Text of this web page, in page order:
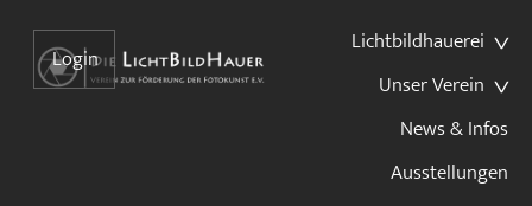
Lichtbildhauerei
Unser Verein
News & Infos
Ausstellungen
Login